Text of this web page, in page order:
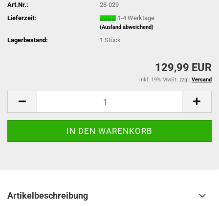
Art.Nr.:
28-029
Lieferzeit:
1-4 Werktage
(Ausland abweichend)
Lagerbestand: 1Stück
129,99 EUR
inkl. 19% MwSt. zzgl. Versand
Artikelbeschreibung